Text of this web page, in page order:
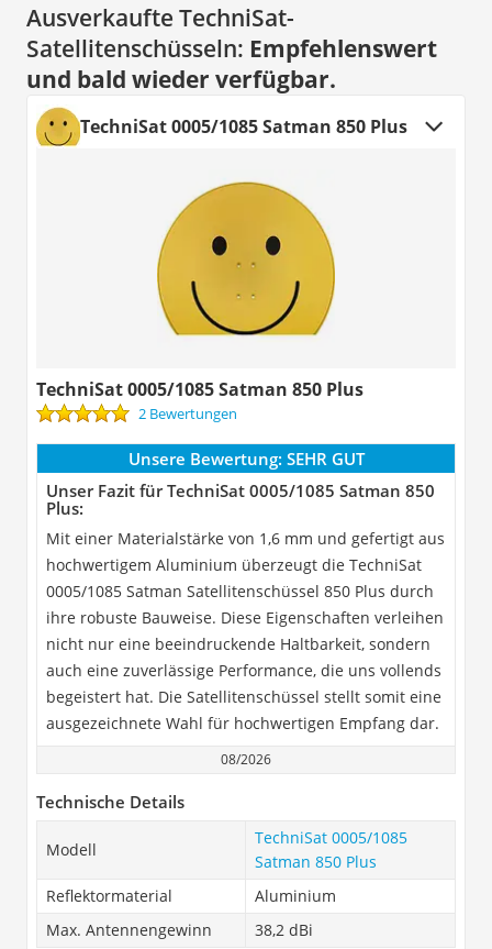
Ausverkaufte TechniSat-
Satellitenschüsseln: Empfehlenswert
und bald wieder verfügbar.
TechniSat 0005/1085 Satman 850 Plus
TechniSat 0005/1085 Satman 850 Plus
2 Bewertungen
Unsere Bewertung: SEHR GUT
Unser Fazit für TechniSat 0005/1085 Satman 850
Plus:
Mit einer Materialstärke von 1,6 mm und gefertigt aus
hochwertigem Aluminium überzeugt die TechniSat
0005/1085 Satman Satellitenschüssel 850 Plus durch
ihre robuste Bauweise. Diese Eigenschaften verleihen
nicht nur eine beeindruckende Haltbarkeit, sondern
auch eine zuverlässige Performance, die uns vollends
begeistert hat. Die Satellitenschüssel stellt somit eine
ausgezeichnete Wahl für hochwertigen Empfang dar.
08/2026
Technische Details
Modell
TechniSat 0005/1085
Satman 850 Plus
Reflektormaterial
Aluminium
Max. Antennengewinn
38,2 dBi